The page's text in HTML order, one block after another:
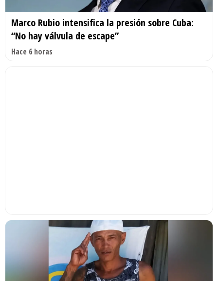
Marco Rubio intensifica la presión sobre Cuba:
“No hay válvula de escape”
Hace 6 horas